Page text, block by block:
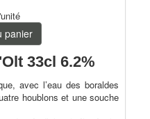
panier
33cl 6.2%
avec l’eau des boraldes
houblons et une souche